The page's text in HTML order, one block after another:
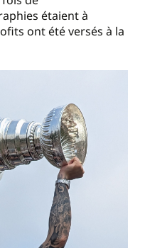
étaient à
ont été versés à la